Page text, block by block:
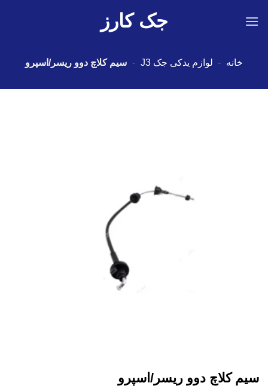
جک کارز
خانه - لوازم یدکی جک J3 - سیم کلاچ دوو ریسر/اسپرو
سیم کلاچ دوو ریسر/اسپرو